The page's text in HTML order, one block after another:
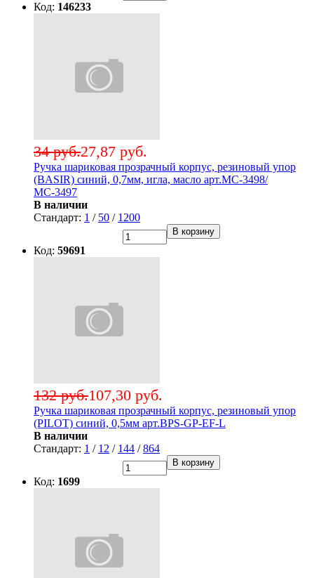
Код: 146233
27,87 руб.
34 руб.
Ручка шариковая прозрачный корпус, резиновый упор
(BASIR) синий, 0,7мм, игла, масло арт.МС-3498/
МС-3497
В наличии
Стандарт: 1 / 50 / 1200
В корзину
Код: 59691
107,30 руб.
132 руб.
Ручка шариковая прозрачный корпус, резиновый упор
(PILOT) синий, 0,5мм арт.BPS-GP-EF-L
В наличии
Стандарт: 1 / 12 / 144 /864
В корзину
Код: 1699